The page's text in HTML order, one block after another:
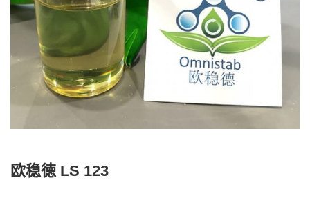
欧稳徳 LS 123